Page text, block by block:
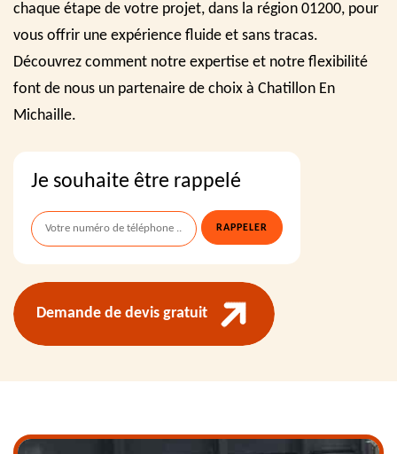
chaque étape de votre projet, dans la région 01200, pour
vous offrir une expérience fluide et sans tracas.
Découvrez comment notre expertise et notre flexibilité
font de nous un partenaire de choix à Chatillon En
Michaille.
Je souhaite être rappelé
Demande de devis gratuit